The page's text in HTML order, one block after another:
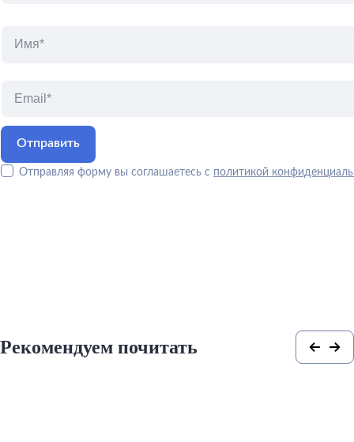
Отправляя форму вы соглашаетесь с политикой
Рекомендуем почитать